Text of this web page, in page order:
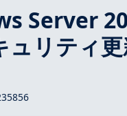
Server
リティ